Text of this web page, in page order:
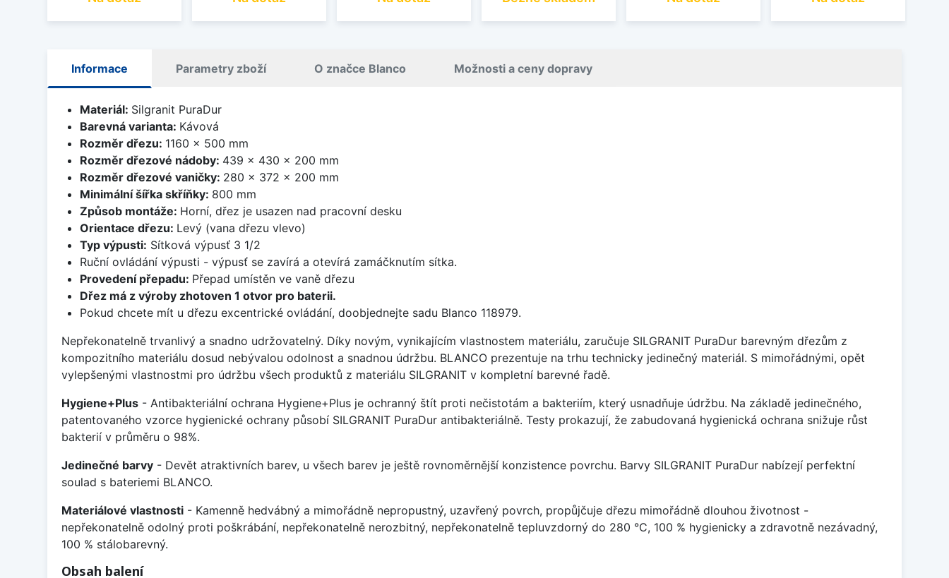
Informace Parametry zboží O značce Blanco Možnosti a ceny dopravy
Materiál: Silgranit PuraDur
Barevná varianta: Kávová
Rozměr dřezu: 1160 x 500 mm
Rozměr dřezové nádoby: 439 x 430 x 200 mm
Rozměr dřezové vaničky: 280 x 372 x 200 mm
Minimální šířka skříňky: 800 mm
Způsob montáže: Horní, dřez je usazen nad pracovní desku
Orientace dřezu: Levý (vana dřezu vlevo)
Typ výpusti: Sítková výpusť 3 1/2
Ruční ovládání výpusti - výpusť se zavírá a otevírá zamáčknutím sítka.
Provedení přepadu: Přepad umístěn ve vaně dřezu
Dřez má z výroby zhotoven 1 otvor pro baterii.
Pokud chcete mít u dřezu excentrické ovládání, doobjednejte sadu Blanco 118979.
Nepřekonatelně trvanlivý a snadno udržovatelný. Díky novým, vynikajícím vlastnostem materiálu, zaručuje SILGRANIT PuraDur barevným dřezům z
kompozitního materiálu dosud nebývalou odolnost a snadnou údržbu. BLANCO prezentuje na trhu technicky jedinečný materiál. S mimořádnými, opět
vylepšenými vlastnostmi pro údržbu všech produktů z materiálu SILGRANIT v kompletní barevné řadě.
Hygiene+Plus - Antibakteriální ochrana Hygiene+Plus je ochranný štít proti nečistotám a bakteriím, který usnadňuje údržbu. Na základě jedinečného,
patentovaného vzorce hygienické ochrany působí SILGRANIT PuraDur antibakteriálně. Testy prokazují, že zabudovaná hygienická ochrana snižuje růst
bakterií v průměru o 98%.
Jedinečné barvy - Devět atraktivních barev, u všech barev je ještě rovnoměrnější konzistence povrchu. Barvy SILGRANIT PuraDur nabízejí perfektní
soulad s bateriemi BLANCO.
Materiálové vlastnosti - Kamenně hedvábný a mimořádně nepropustný, uzavřený povrch, propůjčuje dřezu mimořádně dlouhou životnost -
nepřekonatelně odolný proti poškrábání, nepřekonatelně nerozbitný, nepřekonatelně tepluvzdorný do 280 °C, 100 % hygienicky a zdravotně nezávadný,
100 % stálobarevný.
Obsah balení